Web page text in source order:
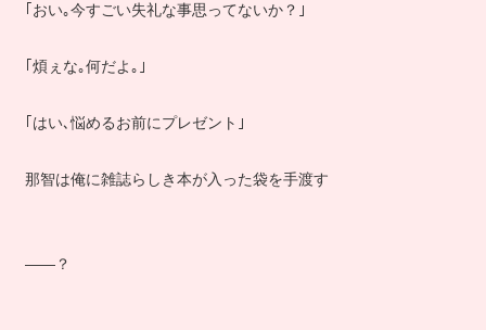
｢おい｡今すごい失礼な事思ってないか？｣
｢煩ぇな｡何だよ｡｣
｢はい､悩めるお前にプレゼント｣
那智は俺に雑誌らしき本が入った袋を手渡す
――？